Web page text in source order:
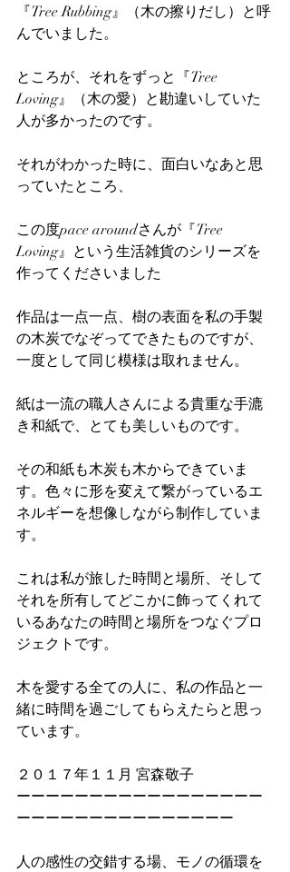
『Tree Rubbing』（木の擦りだし）と呼
んでいました。
ところが、それをずっと『Tree
Loving』（木の愛）と勘違いしていた
人が多かったのです。
それがわかった時に、面白いなあと思
っていたところ、
この度pace aroundさんが『Tree
Loving』という生活雑貨のシリーズを
作ってくださいました
作品は一点一点、樹の表面を私の手製
の木炭でなぞってできたものですが、
一度として同じ模様は取れません。
紙は一流の職人さんによる貴重な手漉
き和紙で、とても美しいものです。
その和紙も木炭も木からできていま
す。色々に形を変えて繋がっているエ
ネルギーを想像しながら制作していま
す。
これは私が旅した時間と場所、そして
それを所有してどこかに飾ってくれて
いるあなたの時間と場所をつなぐプロ
ジェクトです。
木を愛する全ての人に、私の作品と一
緒に時間を過ごしてもらえたらと思っ
ています。
２０１７年１１月 宮森敬子
ーーーーーーーーーーーーーーーーー
ーーーーーーーーーーーーーーー
人の感性の交錯する場、モノの循環を